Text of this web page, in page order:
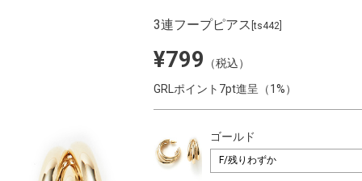
3連フープピアス [ts442]
¥799
（税込）
GRLポイント7pt進呈（1%）
ゴールド